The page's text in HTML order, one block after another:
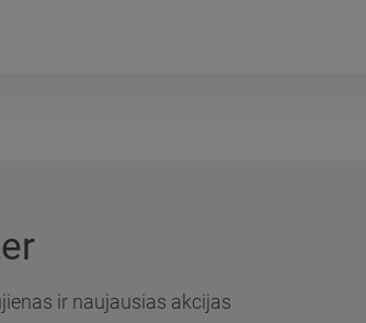
ir naujausias akcijas